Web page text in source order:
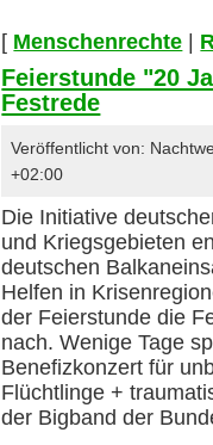
[ Menschenrechte
Feierstunde "20
Festrede
Veröffentlicht von:
+02:00
Die Initiative
und Kriegsgebieten
deutschen
Helfen in
der Feierstunde die
nach. Wenige Tage
Benefizkonzert für
Flüchtlinge +
der Bigband der